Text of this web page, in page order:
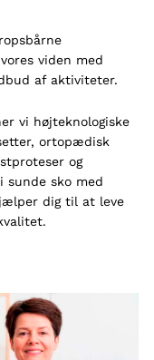
viden med
af aktiviteter.
vi højteknologiske
, ortopædisk
og
sunde sko med
dig til at leve